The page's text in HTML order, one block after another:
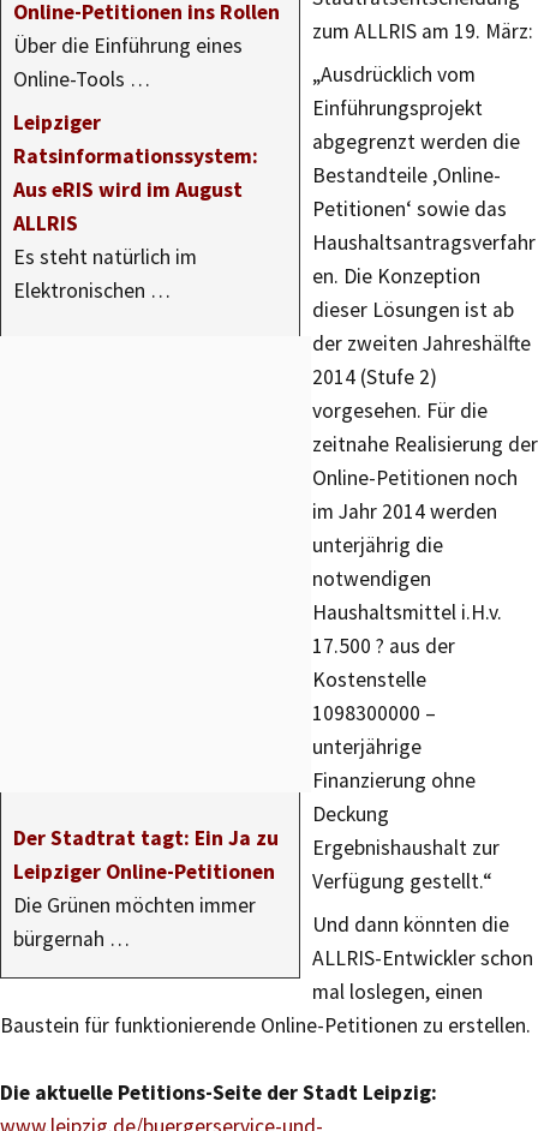
Online-Petitionen ins Rollen
Über die Einführung eines
Online-Tools …
Leipziger
Ratsinformationssystem:
Aus eRIS wird im August
ALLRIS
Es steht natürlich im
Elektronischen …
Der Stadtrat tagt: Ein Ja zu
Leipziger Online-Petitionen
Die Grünen möchten immer
bürgernah …
zum ALLRIS am 19. März:
„Ausdrücklich vom
Einführungsprojekt
abgegrenzt werden die
Bestandteile ‚Online-
Petitionen‘ sowie das
Haushaltsantragsverfahr
en. Die Konzeption
dieser Lösungen ist ab
der zweiten Jahreshälfte
2014 (Stufe 2)
vorgesehen. Für die
zeitnahe Realisierung der
Online-Petitionen noch
im Jahr 2014 werden
unterjährig die
notwendigen
Haushaltsmittel i.H.v.
17.500 ? aus der
Kostenstelle
1098300000 –
unterjährige
Finanzierung ohne
Deckung
Ergebnishaushalt zur
Verfügung gestellt.“
Und dann könnten die
ALLRIS-Entwickler schon
mal loslegen, einen
Baustein für funktionierende Online-Petitionen zu erstellen.
Die aktuelle Petitions-Seite der Stadt Leipzig: